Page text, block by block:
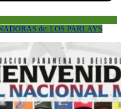
de: LOS PARLAYS